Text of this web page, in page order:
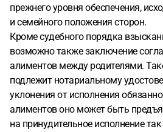
прежнего уровня обеспечения,
и семейного положения сторон.
Кроме судебного порядка
возможно также заключение
алиментов между родителями.
подлежит нотариальному
уклонения от исполнения
алиментов оно может быть
на принудительное исполнение